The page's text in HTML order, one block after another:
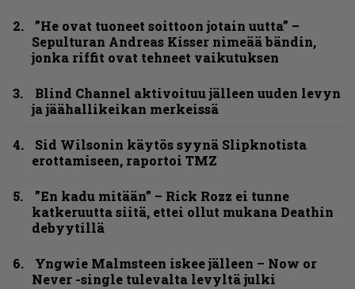
”He ovat tuoneet soittoon jotain uutta” –
Sepulturan Andreas Kisser nimeää bändin,
jonka riffit ovat tehneet vaikutuksen
Blind Channel aktivoituu jälleen uuden levyn
ja jäähallikeikan merkeissä
Sid Wilsonin käytös syynä Slipknotista
erottamiseen, raportoi TMZ
”En kadu mitään” – Rick Rozz ei tunne
katkeruutta siitä, ettei ollut mukana Deathin
debyytillä
Yngwie Malmsteen iskee jälleen – Now or
Never -single tulevalta levyltä julki